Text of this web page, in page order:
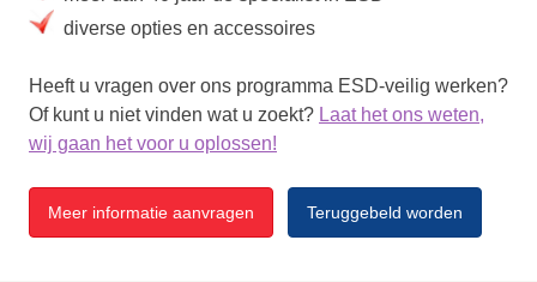
diverse opties en accessoires
Heeft u vragen over ons programma ESD-veilig werken?
Of kunt u niet vinden wat u zoekt? Laat het ons weten,
wij gaan het voor u oplossen!
Meer informatie aanvragen Teruggebeld worden